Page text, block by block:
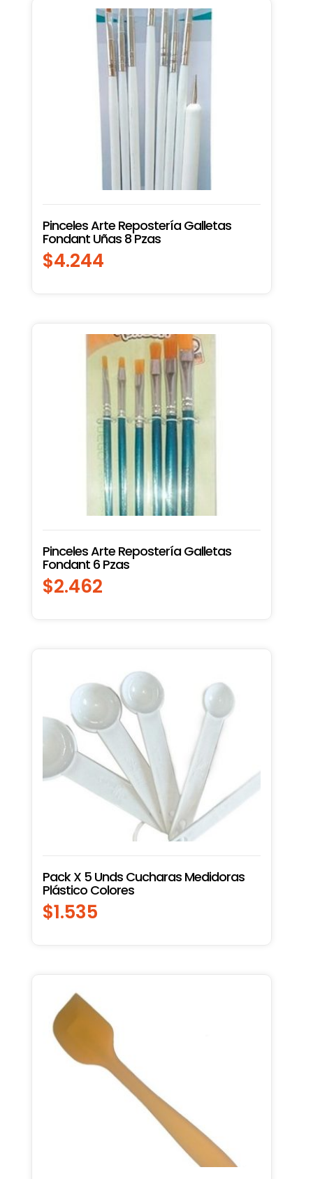
Pinceles Arte Repostería Galletas
Fondant Uñas 8 Pzas
$4.244
Pinceles Arte Repostería Galletas
Fondant 6 Pzas
$2.462
Pack X 5 Unds Cucharas Medidoras
Plástico Colores
$1.535